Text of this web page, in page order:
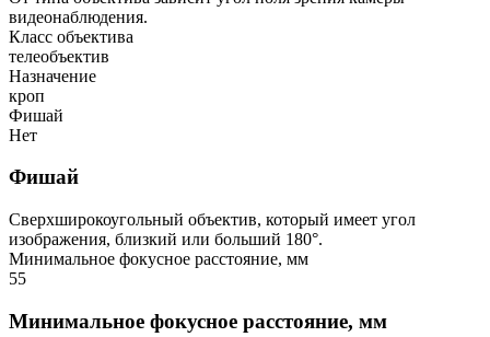
видеонаблюдения.
Класс объектива
телеобъектив
Назначение
кроп
Фишай
Нет
Фишай
Сверхширокоугольный объектив, который имеет угол
изображения, близкий или больший 180°.
Минимальное фокусное расстояние, мм
55
Минимальное фокусное расстояние, мм